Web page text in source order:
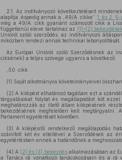
2.1. Az indítványozó következtetéseit
alapítja, éspedig annak a „49/A. cikke” 1. és 2. §-
még a 49/A. cikk gyanánt számozott cikk a
függetlenül eleve tartalmaz az (1)–(2)
Unióról szóló szerződés, az indítványozó
miközben rendezi annak technikai
Az Európai Unióról szóló Szerződésnek az
cikkének) a teljes szövege ugyanis a következő:
„50. cikk
(1) Saját alkotmányos követelményeivel
(2) A kilépést elhatározó tagállam ezt a
tárgyalásokat folytat és megállapodást köt
meghatározzák az illető állam kilépésének
bekezdésének megfelelően kell megtárgyalni.
Parlament egyetértését követően.
(3) A kilépésről rendelkező megállapodás
számított két év elteltével a Szerződések az
egyetértésben ennek a határidőnek a
(4) A (2) és (3) bekezdésalkalmazásában az
a Tanács rá vonatkozó tanácskozásain és a rá